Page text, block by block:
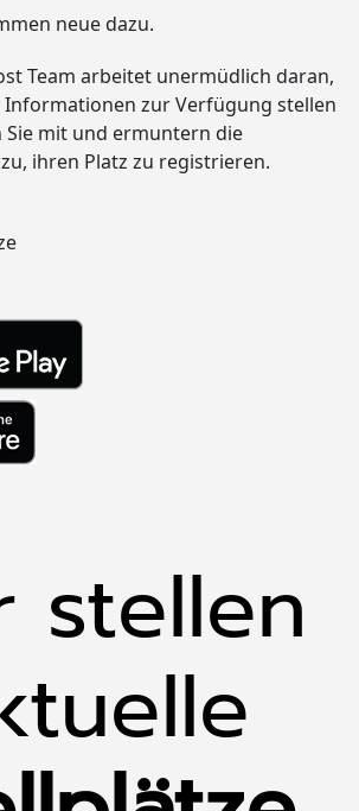
neue dazu.
Team arbeitet unermüdlich daran,
zur Verfügung stellen
mit und ermuntern die
ihren Platz zu registrieren.
stellen